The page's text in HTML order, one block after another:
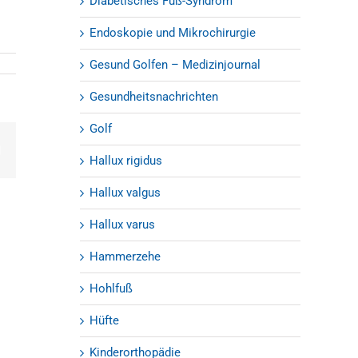
E-
Endoskopie und Mikrochirurgie
Gesund Golfen – Medizinjournal
Gesundheitsnachrichten
Golf
Hallux rigidus
Hallux valgus
Hallux varus
Hammerzehe
Hohlfuß
Hüfte
Kinderorthopädie